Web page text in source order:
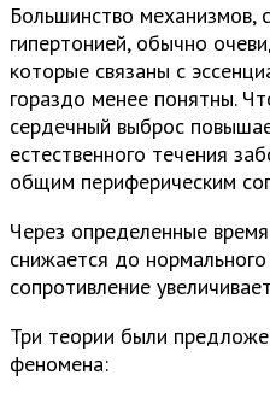
Большинство механизмов,
гипертонией, обычно
которые связаны с
гораздо менее понятны.
сердечный выброс
естественного течения
общим периферическим
Через определенные
снижается до
сопротивление
Три теории были
феномена: